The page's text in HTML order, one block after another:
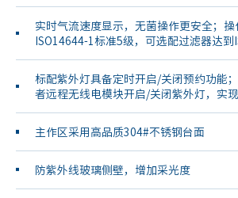
实时气流速度显示，无菌操作更安全；
ISO14644-1标准5级，可选配过滤器达到
标配紫外灯具备定时开启/关闭预约功能
者远程无线电模块开启/关闭紫外灯，实
主作区采用高品质304#不锈钢台面
防紫外线玻璃侧壁，增加采光度